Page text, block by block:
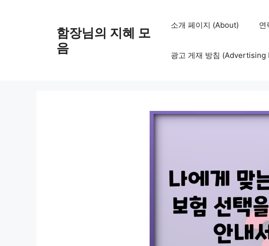
함장님의 지혜 모
음
소개 페이지 (About) 연
광고 게재 방침 (Advertising